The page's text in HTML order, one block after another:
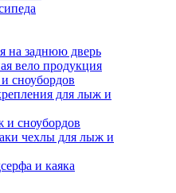
на заднюю дверь
вело продукция
сноубордов
для лыж и
сноубордов
чехлы для лыж и
и каяка